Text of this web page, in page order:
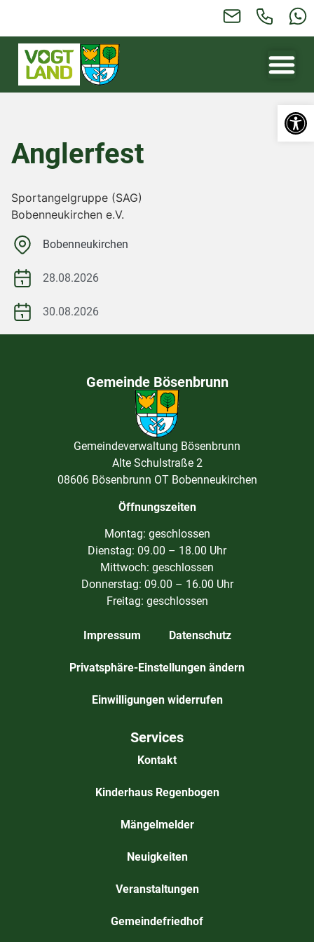
Anglerfest
Sportangelgruppe (SAG)
Bobenneukirchen e.V.
Bobenneukirchen
28.08.2026
30.08.2026
Gemeinde Bösenbrunn
Gemeindeverwaltung Bösenbrunn
Alte Schulstraße 2
08606 Bösenbrunn OT Bobenneukirchen
Öffnungszeiten
Montag: geschlossen
Dienstag: 09.00 – 18.00 Uhr
Mittwoch: geschlossen
Donnerstag: 09.00 – 16.00 Uhr
Freitag: geschlossen
Impressum Datenschutz
Privatsphäre-Einstellungen ändern
Einwilligungen widerrufen
Services
Kontakt
Kinderhaus Regenbogen
Mängelmelder
Neuigkeiten
Veranstaltungen
Gemeindefriedhof